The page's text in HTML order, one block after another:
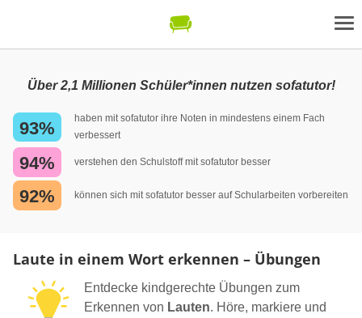
Über 2,1 Millionen Schüler*innen nutzen sofatutor!
93%
haben mit sofatutor ihre Noten in mindestens einem Fach
verbessert
94% verstehen den Schulstoff mit sofatutor besser
92% können sich mit sofatutor besser auf Schularbeiten vorbereiten
Laute in einem Wort erkennen – Übungen
Entdecke kindgerechte Übungen zum
Erkennen von Lauten. Höre, markiere und